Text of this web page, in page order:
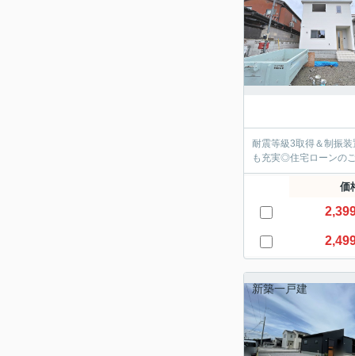
耐震等級3取得＆制振
も充実◎住宅ローンの
価
新築一戸建